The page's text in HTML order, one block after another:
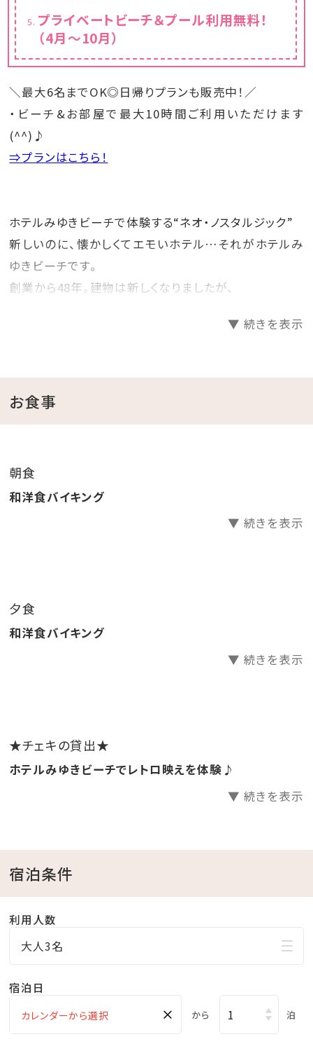
プライベートビーチ＆プール利用無料！
（4月～10月）
＼最大6名までOK◎日帰りプランも販売中！／
・ビーチ&お部屋で最大10時間ご利用いただけます
(^^)♪
⇒プランはこちら！
ホテルみゆきビーチで体験する“ネオ・ノスタルジック”
新しいのに、懐かしくてエモいホテル…それがホテルみ
ゆきビーチです。
創業から48年。建物は新しくなりましたが、
し、昭和レトロな雰囲気を感じることができます。
か？
＼レトロ映えな2大特典／
①昭和レトロな柄が大人気の「アデリアグラス」にカラフ
ルなドリンクを注ぐ☆レトロウェルカムドリンク
チェキ貸出し（お部屋に一台）
チェキ専用フィルムチェキ専用フィルム1パック10枚
※特典は小学生以上に限ります。
☆･*:.｡. .｡.:*･☆ﾟ･*:.｡. .｡.:*･☆ﾟ･*:.｡. .｡.:*･☆ﾟ･*:.｡.
■当館のココがおすすめ
□全室オーシャンビュー確約！
□沖縄と言えば海！ホテル目の前はプライベートビーチ
♪
□全室和洋室なので小さなお子様連れのファミリーに
□全室バス・トイレ別！広々浴室で快適
疲れた身体をのんびり休めることのできる広々空間。
▼ 続きを表示
お食事
朝食
和洋食バイキング
▼ 続きを表示
夕食
和洋食バイキング
▼ 続きを表示
★チェキの貸出★
ホテルみゆきビーチでレトロ映えを体験♪
▼ 続きを表示
宿泊条件
利用人数
大人3名
宿泊日
× から 泊